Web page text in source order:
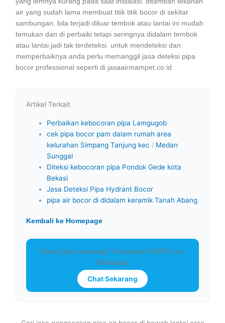
air yang sudah lama membuat titik titik bocor di sekitar
sambungan. bila terjadi diluar tembok atau lantai ini mudah
temukan dan di perbaiki tetapi seringnya didalam tembok
atau lantai jadi tak terdeteksi. untuk mendeteksi dan
memperbaiknya anda perlu memanggil jasa deteksi pipa
bocor professional seperti di jasaairmampet.co.id
Artikel Terkait
Perbaikan kebocoran pipa Lamgugob
cek pipa bocor pam dalam rumah area
kelurahan Simpang Tanjung kec : Medan
Sunggal
Diteksi kebocoran pipa Pondok Gede kota
Bekasi
Jasa Deteksi Pipa Hydrant Bocor
pipa air bocor di didalam keramik Tanah Abang
Kembali ke Homepage
Butuh jasa sekarang? Konsultasi GRATIS via
WhatsApp
Chat Sekarang